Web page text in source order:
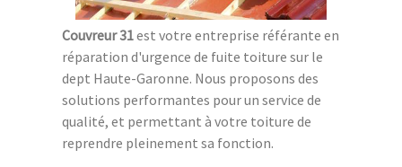
Couvreur 31est votre entreprise référante en
réparation d'urgence de fuite toiture sur le
dept Haute-Garonne. Nous proposons des
solutions performantes pour un service de
qualité, et permettant à votre toiture de
reprendre pleinement sa fonction.